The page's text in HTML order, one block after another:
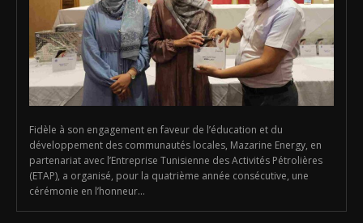
Fidèle à son engagement en faveur de l’éducation et du
développement des communautés locales, Mazarine Energy, en
partenariat avec l’Entreprise Tunisienne des Activités Pétrolières
(ETAP), a organisé, pour la quatrième année consécutive, une
cérémonie en l’honneur...